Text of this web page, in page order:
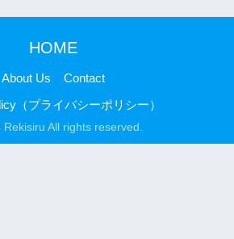
HOME
About Us Contact
（プライバシーポリシー）
All rights reserved.